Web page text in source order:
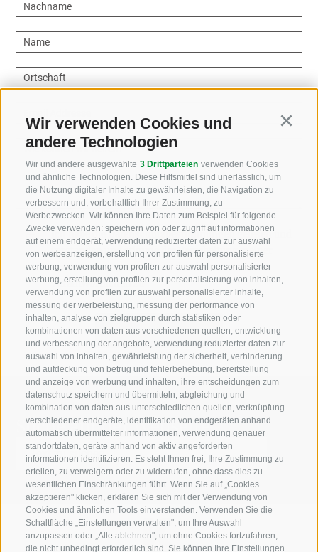
Wir verwenden Cookies und
andere Technologien
Wir und andere ausgewählte 3 Drittparteien verwenden Cookies
und ähnliche Technologien. Diese Hilfsmittel sind unerlässlich, um
die Nutzung digitaler Inhalte zu gewährleisten, die Navigation zu
verbessern und, vorbehaltlich Ihrer Zustimmung, zu
Werbezwecken. Wir können Ihre Daten zum Beispiel für folgende
Zwecke verwenden: speichern von oder zugriff auf informationen
auf einem endgerät, verwendung reduzierter daten zur auswahl
von werbeanzeigen, erstellung von profilen für personalisierte
werbung, verwendung von profilen zur auswahl personalisierter
werbung, erstellung von profilen zur personalisierung von inhalten,
verwendung von profilen zur auswahl personalisierter inhalte,
messung der werbeleistung, messung der performance von
inhalten, analyse von zielgruppen durch statistiken oder
kombinationen von daten aus verschiedenen quellen, entwicklung
und verbesserung der angebote, verwendung reduzierter daten zur
auswahl von inhalten, gewährleistung der sicherheit, verhinderung
und aufdeckung von betrug und fehlerbehebung, bereitstellung
und anzeige von werbung und inhalten, ihre entscheidungen zum
datenschutz speichern und übermitteln, abgleichung und
kombination von daten aus unterschiedlichen quellen, verknüpfung
verschiedener endgeräte, identifikation von endgeräten anhand
automatisch übermittelter informationen, verwendung genauer
standortdaten, geräte anhand von aktiv angeforderten
informationen identifizieren. Es steht Ihnen frei, Ihre Zustimmung zu
erteilen, zu verweigern oder zu widerrufen, ohne dass dies zu
wesentlichen Einschränkungen führt. Wenn Sie auf „Cookies
akzeptieren" klicken, erklären Sie sich mit der Verwendung von
Cookies und ähnlichen Tools einverstanden. Verwenden Sie die
Schaltfläche „Einstellungen verwalten", um Ihre Auswahl
anzupassen oder „Alle ablehnen", um ohne Cookies fortzufahren,
die nicht unbedingt erforderlich sind. Sie können Ihre Einstellungen
Nachname
Name
Ortschaft
Wie können wir helfen?
Ich habe dieDatenschutzbestimmungengelesen und
verstanden und stimme der Verarbeitung meiner
personenbezogenen Daten durch den
Verantwortlichen zu
Suche auf der Webseite